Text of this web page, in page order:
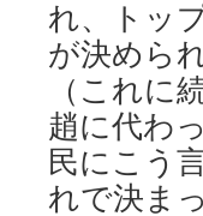
れ、トッ
が決めら
（これに
趙に代わ
民にこう
れで決ま